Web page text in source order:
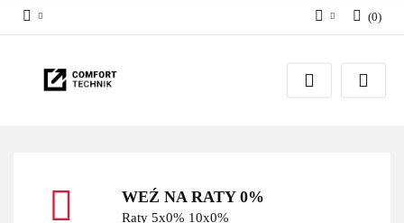
Zaloguj się
Zarejestruj się
(0)
WEŹ NA RATY 0%
Raty 5x0% 10x0%